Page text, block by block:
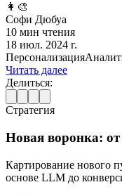
👩‍🎨
Софи Дюбуа
10 мин чтения
18 июл. 2024 г.
Персонализация
Читать далее
Делиться:
Стратегия
Новая воронка:
Картирование нового
основе LLM до